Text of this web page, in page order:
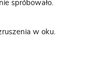
spróbowało.
w oku.